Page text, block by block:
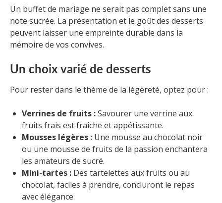
Un buffet de mariage ne serait pas complet sans une
note sucrée. La présentation et le goût des desserts
peuvent laisser une empreinte durable dans la
mémoire de vos convives.
Un choix varié de desserts
Pour rester dans le thème de la légèreté, optez pour :
Verrines de fruits :Savourer une verrine aux
fruits frais est fraîche et appétissante.
Mousses légères : Une mousse au chocolat noir
ou une mousse de fruits de la passion enchantera
les amateurs de sucré.
Mini-tartes : Des tartelettes aux fruits ou au
chocolat, faciles à prendre, concluront le repas
avec élégance.